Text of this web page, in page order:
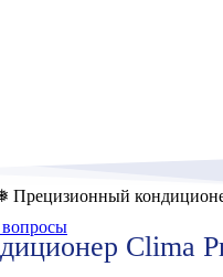
вопросы
Прецизионный
Clima